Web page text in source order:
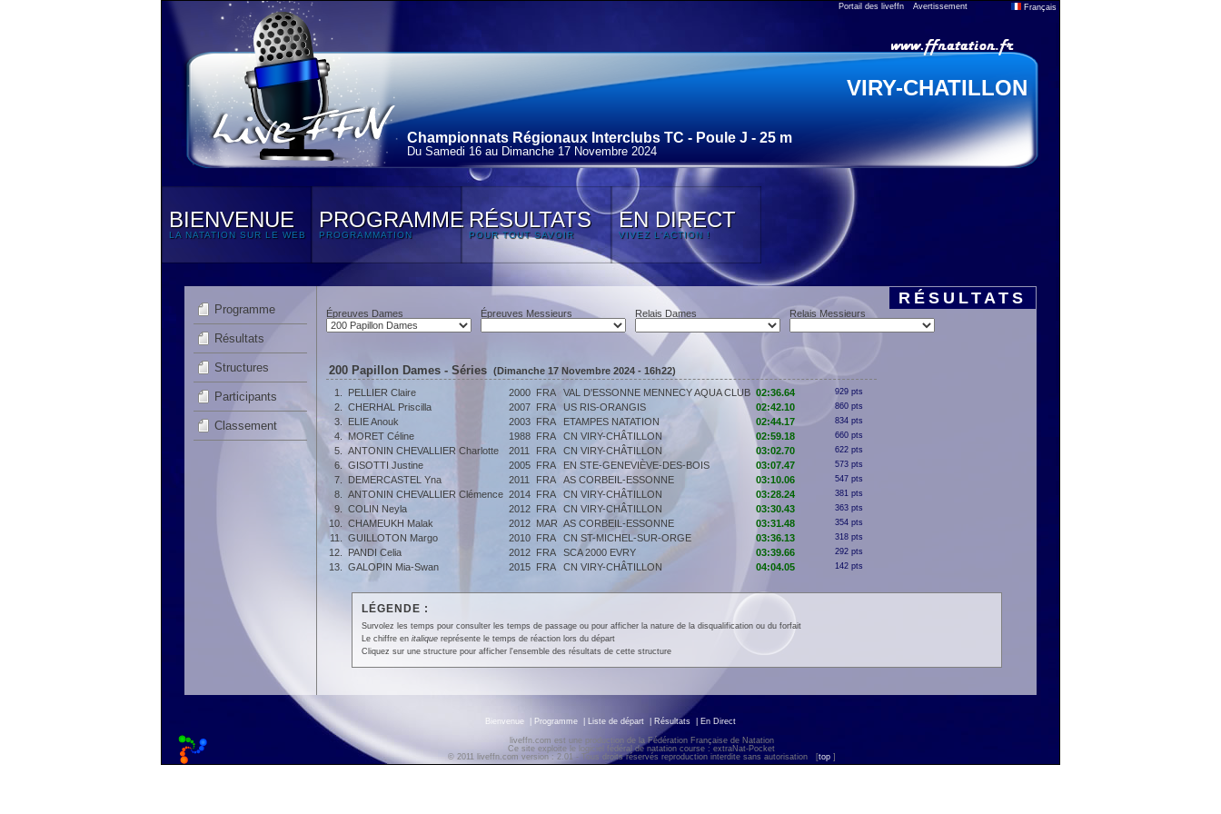
Portail des liveffn Avertissement Français
VIRY-CHATILLON
Championnats Régionaux Interclubs TC - Poule J - 25 m
Du Samedi 16 au Dimanche 17 Novembre 2024
BIENVENUE
LA NATATION SUR LE WEB
PROGRAMME
PROGRAMMATION
RÉSULTATS
POUR TOUT SAVOIR
EN DIRECT
VIVEZ L'ACTION !
Programme
Résultats
Structures
Participants
Classement
RÉSULTATS
Épreuves Dames Épreuves Messieurs Relais Dames Relais Messieurs
200 Papillon Dames - Séries (Dimanche 17 Novembre 2024 - 16h22)
1.
PELLIER Claire 2000 FRA VAL D'ESSONNE MENNECY AQUA CLUB 02:36.64 929 pts
2. CHERHAL Priscilla 2007 FRA US RIS-ORANGIS 02:42.10 860 pts
3. ELIE Anouk 2003 FRA ETAMPES NATATION 02:44.17 834 pts
4. MORET Céline 1988 FRA CN VIRY-CHÂTILLON 02:59.18 660 pts
5. ANTONIN CHEVALLIER Charlotte 2011 FRA CN VIRY-CHÂTILLON 03:02.70 622 pts
6. GISOTTI Justine 2005 FRA EN STE-GENEVIÈVE-DES-BOIS 03:07.47 573 pts
7. DEMERCASTEL Yna 2011 FRA AS CORBEIL-ESSONNE 03:10.06 547 pts
8. ANTONIN CHEVALLIER Clémence 2014 FRA CN VIRY-CHÂTILLON 03:28.24 381 pts
9. COLIN Neyla 2012 FRA CN VIRY-CHÂTILLON 03:30.43 363 pts
10. CHAMEUKH Malak 2012 MAR AS CORBEIL-ESSONNE 03:31.48 354 pts
11. GUILLOTON Margo 2010 FRA CN ST-MICHEL-SUR-ORGE 03:36.13 318 pts
12. PANDI Celia 2012 FRA SCA 2000 EVRY 03:39.66 292 pts
13. GALOPIN Mia-Swan 2015 FRA CN VIRY-CHÂTILLON 04:04.05 142 pts
LÉGENDE :
Survolez les temps pour consulter les temps de passage ou pour afficher la nature de la disqualification ou du forfait
Le chiffre en italiquereprésente le temps de réaction lors du départ
Cliquez sur une structure pour afficher l'ensemble des résultats de cette structure
Bienvenue Programme Liste de départ Résultats En Direct
liveffn.com est une production de la Fédération Française de Natation
Ce site exploite le logiciel fédéral de natation course : extraNat-Pocket
© 2011 liveffn.com version : 2.01 - Tous droits réservés reproduction interdite sans autorisation
[top ]